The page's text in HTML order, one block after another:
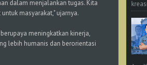
dalam menjalankan tugas. Kita
masyarakat," ujarnya.
meningkatkan kinerja,
lebih humanis dan berorientasi